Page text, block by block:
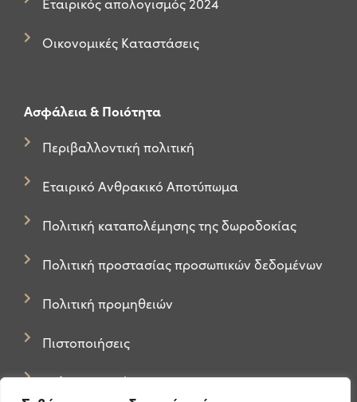
Εταιρικός απολογισμός 2024
Οικονομικές Καταστάσεις
Ασφάλεια & Ποιότητα
Περιβαλλοντική πολιτική
Εταιρικό Ανθρακικό Αποτύπωμα
Πολιτική καταπολέμησης της δωροδοκίας
Πολιτική προστασίας προσωπικών δεδομένων
Πολιτική προμηθειών
Πιστοποιήσεις
Πολιτική Cookies